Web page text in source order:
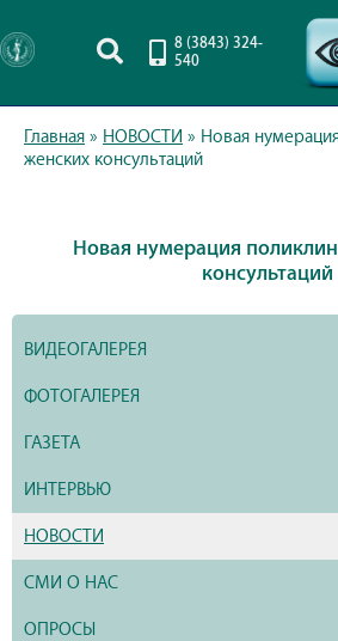
8 (3843) 324-
540
Главная » НОВОСТИ » Новая
женских консультаций
Новая нумерация
консультаций
ВИДЕОГАЛЕРЕЯ
ФОТОГАЛЕРЕЯ
ГАЗЕТА
ИНТЕРВЬЮ
НОВОСТИ
СМИ О НАС
ОПРОСЫ